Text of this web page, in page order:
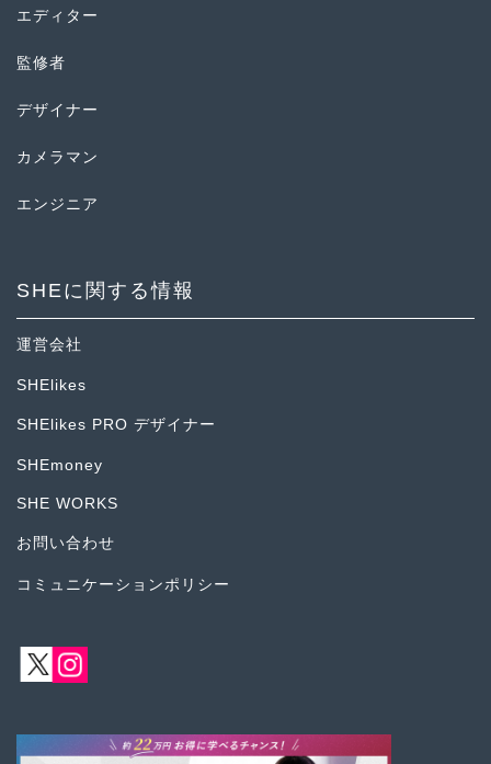
エディター
監修者
デザイナー
カメラマン
エンジニア
SHEに関する情報
運営会社
SHElikes
SHElikes PRO デザイナー
SHEmoney
SHE WORKS
お問い合わせ
コミュニケーションポリシー